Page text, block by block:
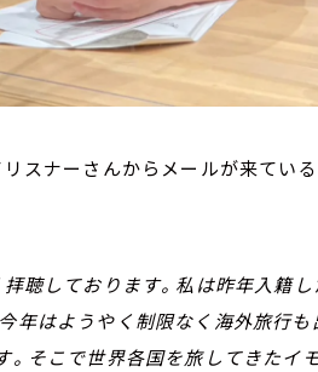
スナーさんからメールが来ている
聴しております。私は昨年入籍
年はようやく制限なく海外旅行も
。そこで世界各国を旅してきたイ